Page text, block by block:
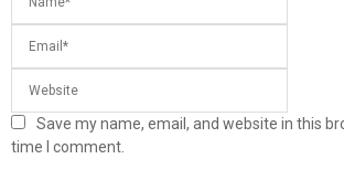
Save my name, email, and website in this
time I comment.